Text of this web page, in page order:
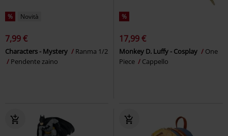
% Novità
7,99 €
Characters - Mystery
Ranma 1/2
Pendente zaino
%
17,99 €
Monkey D. Luffy - Cosplay
One
Piece
Cappello